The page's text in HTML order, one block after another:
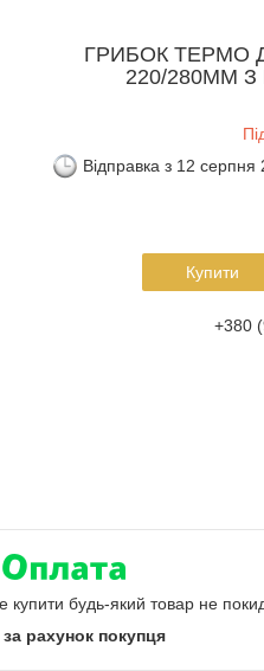
ГРИБОК ТЕРМО
220/280ММ
Відправка з 12 серпня
Купити
+380
купити будь-який товар не
за рахунок покупця